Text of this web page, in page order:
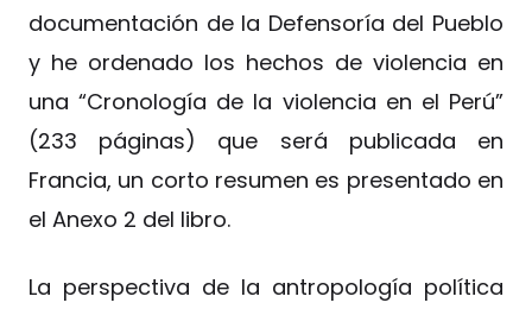
documentación de la Defensoría del Pueblo
y he ordenado los hechos de violencia en
una “Cronología de la violencia en el Perú”
(233 páginas) que será publicada en
Francia, un corto resumen es presentado en
el Anexo 2 del libro.
La perspectiva de la antropología política